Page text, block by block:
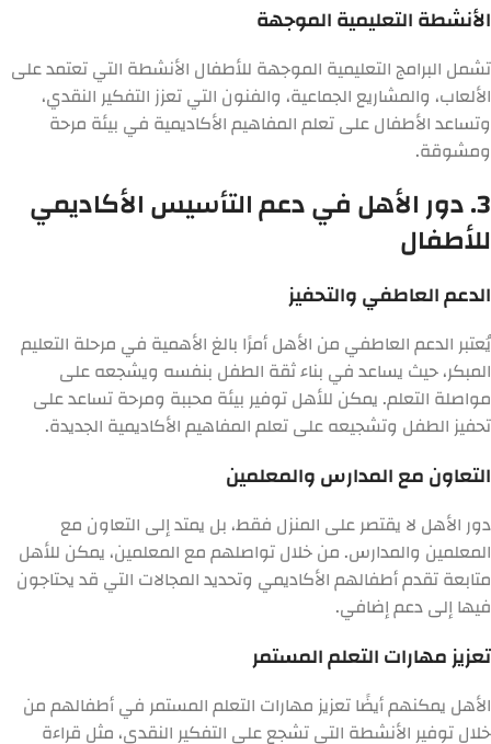
الأنشطة التعليمية الموجهة
تشمل البرامج التعليمية الموجهة للأطفال الأنشطة التي تعتمد على
الألعاب، والمشاريع الجماعية، والفنون التي تعزز التفكير النقدي،
وتساعد الأطفال على تعلم المفاهيم الأكاديمية في بيئة مرحة
ومشوقة.
3. دور الأهل في دعم التأسيس الأكاديمي
للأطفال
الدعم العاطفي والتحفيز
يُعتبر الدعم العاطفي من الأهل أمرًا بالغ الأهمية في مرحلة التعليم
المبكر، حيث يساعد في بناء ثقة الطفل بنفسه ويشجعه على
مواصلة التعلم. يمكن للأهل توفير بيئة محببة ومرحة تساعد على
تحفيز الطفل وتشجيعه على تعلم المفاهيم الأكاديمية الجديدة.
التعاون مع المدارس والمعلمين
دور الأهل لا يقتصر على المنزل فقط، بل يمتد إلى التعاون مع
المعلمين والمدارس. من خلال تواصلهم مع المعلمين، يمكن للأهل
متابعة تقدم أطفالهم الأكاديمي وتحديد المجالات التي قد يحتاجون
فيها إلى دعم إضافي.
تعزيز مهارات التعلم المستمر
الأهل يمكنهم أيضًا تعزيز مهارات التعلم المستمر في أطفالهم من
خلال توفير الأنشطة التي تشجع على التفكير النقدي، مثل قراءة